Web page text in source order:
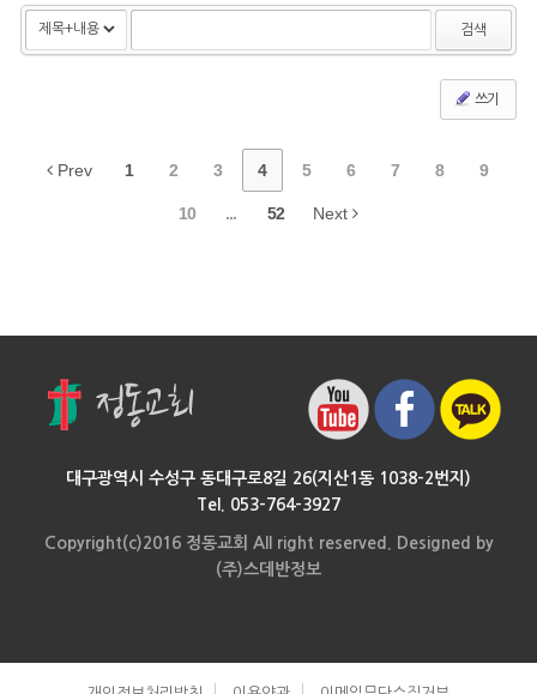
검색
쓰기
Prev 1 2 3 4 5 6 7 8 9
10 ... 52 Next
대구광역시 수성구 동대구로8길 26(지산1동 1038-2번지)
Tel. 053-764-3927
Copyright(c)2016 정동교회 All right reserved. Designed by
(주)스데반정보